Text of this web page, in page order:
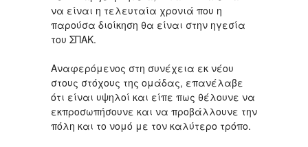
να είναι η τελευταία χρονιά που η
παρούσα διοίκηση θα είναι στην ηγεσία
του ΣΠΑΚ.
Αναφερόμενος στη συνέχεια εκ νέου
στους στόχους της ομάδας, επανέλαβε
ότι είναι υψηλοί και είπε πως θέλουνε να
εκπροσωπήσουνε και να προβάλλουνε την
πόλη και το νομό με τον καλύτερο τρόπο.